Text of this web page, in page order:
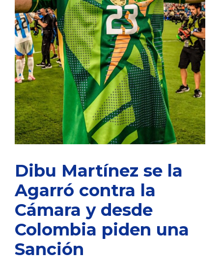
Dibu Martínez se la
Agarró contra la
Cámara y desde
Colombia piden una
Sanción